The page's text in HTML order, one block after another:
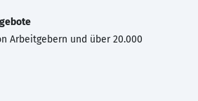
Arbeitgebern und über 20.000